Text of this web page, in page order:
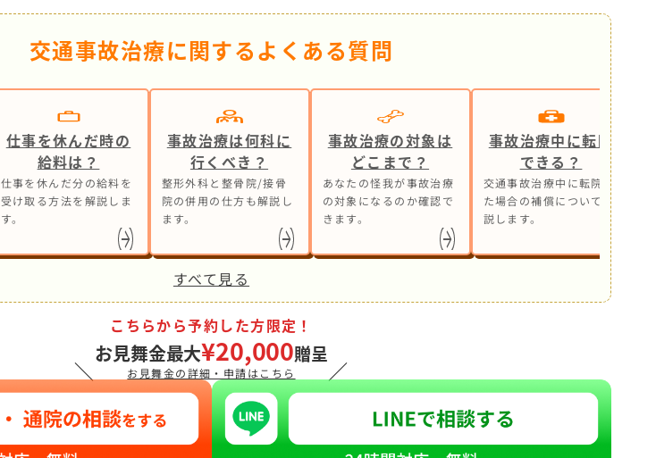
交通事故治療に関するよくある質問
仕事を休んだ時の
給料は？
仕事を休んだ分の給料を
受け取る方法を解説しま
す。
事故治療は何科に
行くべき？
整形外科と整骨院/接骨
院の併用の仕方も解説し
ます。
事故治療の対象は
どこまで？
あなたの怪我が事故治療
の対象になるのか確認で
きます。
事故治療中に転院
できる？
交通事故治療中に転院し
た場合の補償について解
説します。
すべて見る
＼
こちらから予約した方限定！
お見舞金最大¥20,000贈呈
お見舞金の詳細・申請はこちら ／